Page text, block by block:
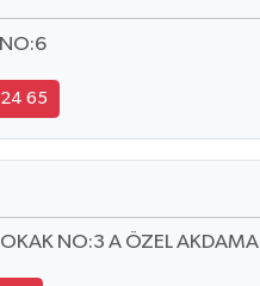
65
NO:3 A ÖZEL